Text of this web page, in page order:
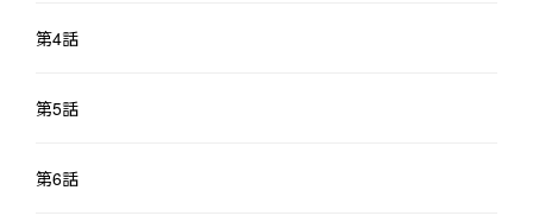
※時々戦闘・バトル要素あり
第4話
第5話
第6話